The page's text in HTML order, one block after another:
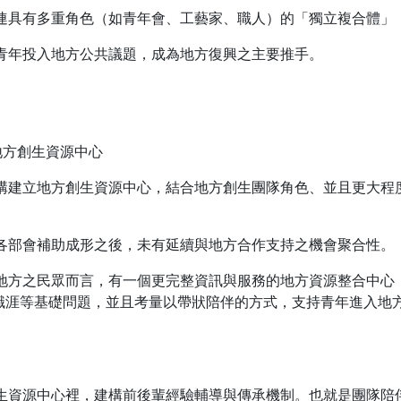
有多重角色（如青年會、工藝家、職人）的「獨立複合體
投入地方公共議題，成為地方復興之主要推手。
創生資源中心
立地方創生資源中心，結合地方創生團隊角色、並且更大
會補助成形之後，未有延續與地方合作支持之機會聚合性。
之民眾而言，有一個更完整資訊與服務的地方資源整合中
等基礎問題，並且考量以帶狀陪伴的方式，支持青年進入
源中心裡，建構前後輩經驗輔導與傳承機制。也就是團隊陪